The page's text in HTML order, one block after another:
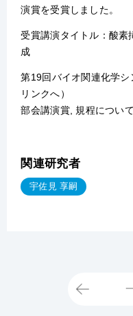
演賞を受賞しました。
受賞講演タイトル：酸素
成
第19回バイオ関連化学
リンクへ）
部会講演賞, 規程につい
関連研究者
宇佐見 享嗣